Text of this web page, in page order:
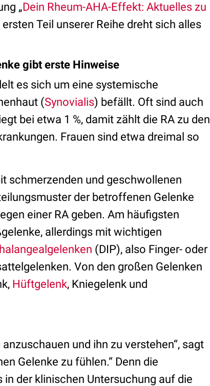
„Dein Rheum-AHA-Effekt: Aktuelles zu
Teil unserer Reihe dreht sich alles
gibt erste Hinweise
es sich um eine systemische
(Synovialis) befällt. Oft sind auch
bei etwa 1 %, damit zählt die RA zu den
Frauen sind etwa dreimal so
schmerzenden und geschwollenen
der betroffenen Gelenke
einer RA geben. Am häufigsten
allerdings mit wichtigen
(DIP), also Finger- oder
Von den großen Gelenken
Hüftgelenk, Kniegelenk und
und ihn zu verstehen“, sagt
Gelenke zu fühlen.“ Denn die
der klinischen Untersuchung auf die